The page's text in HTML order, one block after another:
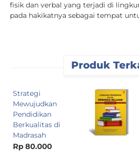
fisik dan verbal yang terjadi di
pada hakikatnya sebagai tempat
Produk
Strategi
Mewujudkan
Pendidikan
Berkualitas di
Madrasah
Rp 80.000